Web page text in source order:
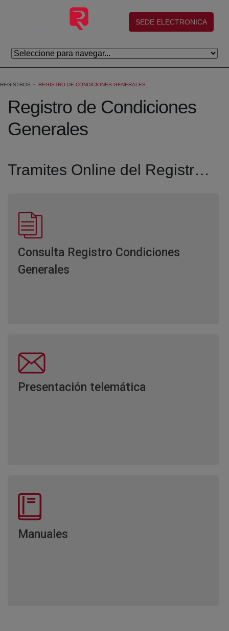
Saltar al contenido principal
(abre en nueva ventana)
SEDE ELECTRONICA
REGISTROS REGISTRO DE CONDICIONES GENERALES
Registro de Condiciones
Generales
Tramites Online del Registro de Condiciones Generales
Consulta Registro Condiciones
Generales
Presentación telemática
Manuales